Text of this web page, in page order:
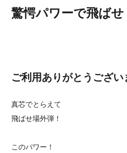
驚愕パワーで飛ばせ
ご利用ありがとうござい
真芯でとらえて
飛ばせ場外弾！
このパワー！